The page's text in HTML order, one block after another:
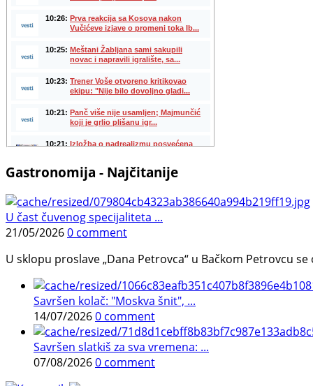
Gastronomija - Najčitanije
U čast čuvenog specijaliteta ...
21/05/20260 comment
U sklopu proslave „Dana Petrovca“ u Bačkom Petrovcu
Savršen kolač: "Moskva šnit", ...
14/07/20260 comment
Savršen slatkiš za sva vremena: ...
07/08/20260 comment